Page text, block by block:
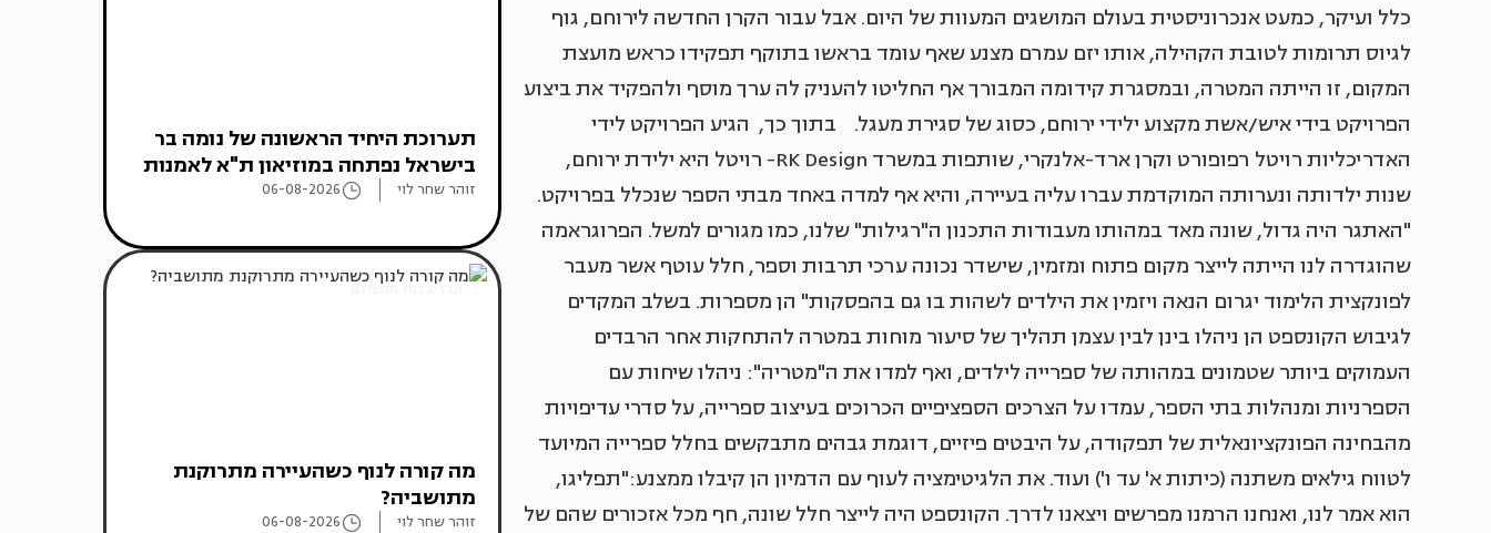
כלל ועיקר, כמעט אנכרוניסטית בעולם המושגים המעוות של היום. אבל עבור הקרן החדשה לירוחם, גוף
לגיוס תרומות לטובת הקהילה, אותו יזם עמרם מצנע שאף עומד בראשו בתוקף תפקידו כראש מועצת
המקום, זו הייתה המטרה, ובמסגרת קידומה המבורך אף החליטו להעניק לה ערך מוסף ולהפקיד את ביצוע
הפרויקט בידי איש/אשת מקצוע ילידי ירוחם, כסוג של סגירת מעגל. בתוך כך, הגיע הפרויקט לידי
האדריכליות רויטל רפופורט וקרן ארד-אלנקרי, שותפות במשרד RK Design- רויטל היא ילידת ירוחם,
שנות ילדותה ונערותה המוקדמת עברו עליה בעיירה, והיא אף למדה באחד מבתי הספר שנכלל בפרויקט.
"האתגר היה גדול, שונה מאד במהותו מעבודות התכנון ה"רגילות" שלנו, כמו מגורים למשל. הפרוגראמה
שהוגדרה לנו הייתה לייצר מקום פתוח ומזמין, שישדר נכונה ערכי תרבות וספר, חלל עוטף אשר מעבר
לפונקצית הלימוד יגרום הנאה ויזמין את הילדים לשהות בו גם בהפסקות" הן מספרות. בשלב המקדים
לגיבוש הקונספט הן ניהלו בינן לבין עצמן תהליך של סיעור מוחות במטרה להתחקות אחר הרבדים
העמוקים ביותר שטמונים במהותה של ספרייה לילדים, ואף למדו את ה"מטריה": ניהלו שיחות עם
הספרניות ומנהלות בתי הספר, עמדו על הצרכים הספציפיים הכרוכים בעיצוב ספרייה, על סדרי עדיפויות
מהבחינה הפונקציונאלית של תפקודה, על היבטים פיזיים, דוגמת גבהים מתבקשים בחלל ספרייה המיועד
לטווח גילאים משתנה (כיתות א' עד ו') ועוד. את הלגיטימציה לעוף עם הדמיון הן קיבלו ממצנע:"תפליגו,
הוא אמר לנו, ואנחנו הרמנו מפרשים ויצאנו לדרך. הקונספט היה לייצר חלל שונה, חף מכל אזכורים שהם של
תערוכת היחיד הראשונה של נומה בר
בישראל נפתחה במוזיאון ת"א לאמנות
זוהר שחר לוי 06-08-2026
אדריכלות מהעולם
מה קורה לנוף כשהעיירה מתרוקנת
מתושביה?
זוהר שחר לוי 06-08-2026